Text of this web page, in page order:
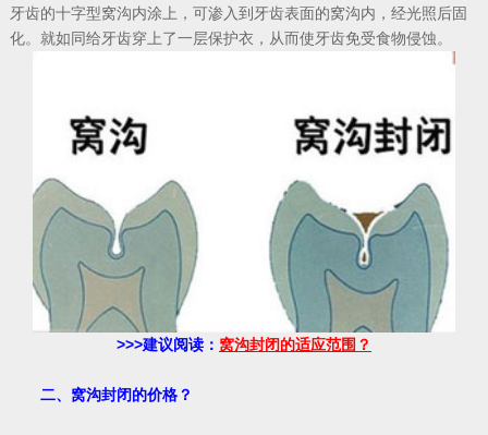
牙齿的十字型窝沟内涂上，可渗入到牙齿表面的窝沟内，经光照后固
化。就如同给牙齿穿上了一层保护衣，从而使牙齿免受食物侵蚀。
>>>建议阅读： 窝沟封闭的适应范围？
二、窝沟封闭的价格？